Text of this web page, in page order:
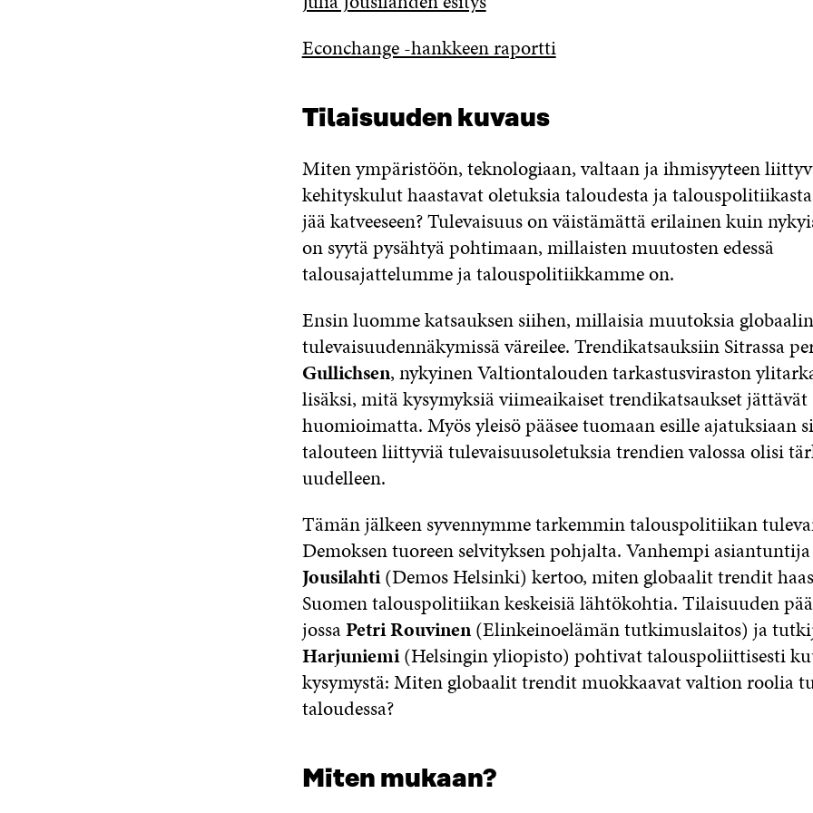
Econchange -hankkeen raportti
Tilaisuuden kuvaus
Miten ympäristöön, teknologiaan, valtaan ja ihmisyyteen
kehityskulut haastavat oletuksia taloudesta ja
jää katveeseen? Tulevaisuus on väistämättä erilainen kuin
on syytä pysähtyä pohtimaan, millaisten muutosten edessä
talousajattelumme ja talouspolitiikkamme on.
Ensin luomme katsauksen siihen, millaisia muutoksia
tulevaisuudennäkymissä väreilee. Trendikatsauksiin Sitrassa
Gullichsen, nykyinen Valtiontalouden tarkastusviraston
lisäksi, mitä kysymyksiä viimeaikaiset trendikatsaukset jättävät
huomioimatta. Myös yleisö pääsee tuomaan esille ajatuksiaan
talouteen liittyviä tulevaisuusoletuksia trendien valossa olisi
uudelleen.
Tämän jälkeen syvennymme tarkemmin talouspolitiikan
Demoksen tuoreen selvityksen pohjalta. Vanhempi asiantuntija
Jousilahti(Demos Helsinki) kertoo, miten globaalit trendit
Suomen talouspolitiikan keskeisiä lähtökohtia. Tilaisuuden
jossaPetri Rouvinen(Elinkeinoelämän tutkimuslaitos) ja
Harjuniemi(Helsingin yliopisto) pohtivat talouspoliittisesti
kysymystä: Miten globaalit trendit muokkaavat valtion roolia
taloudessa?
Miten mukaan?